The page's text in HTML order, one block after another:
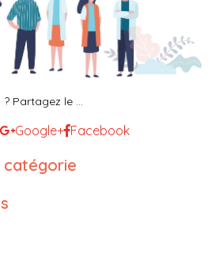
Partagez le ...
Google+ Facebook
catégorie